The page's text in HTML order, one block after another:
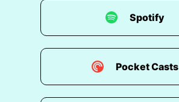
Spotify
Pocket Casts